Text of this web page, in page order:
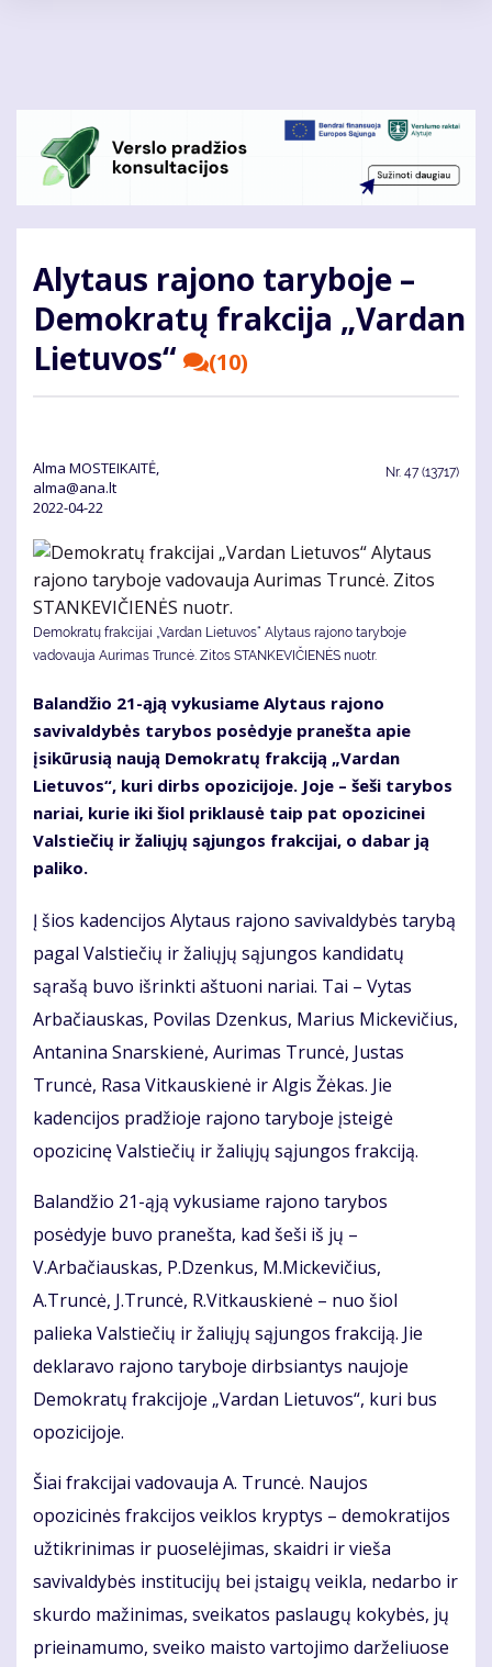
Alytaus rajono taryboje –
Demokratų frakcija „Vardan
Lietuvos“
(10)
Alma MOSTEIKAITĖ,
alma@ana.lt
2022-04-22
Nr. 47 (13717)
Demokratų frakcijai „Vardan Lietuvos“ Alytaus rajono taryboje
vadovauja Aurimas Truncė. Zitos STANKEVIČIENĖS nuotr.
Balandžio 21-ąją vykusiame Alytaus rajono
savivaldybės tarybos posėdyje pranešta apie
įsikūrusią naują Demokratų frakciją „Vardan
Lietuvos“, kuri dirbs opozicijoje. Joje – šeši tarybos
nariai, kurie iki šiol priklausė taip pat opozicinei
Valstiečių ir žaliųjų sąjungos frakcijai, o dabar ją
paliko.
Į šios kadencijos Alytaus rajono savivaldybės tarybą
pagal Valstiečių ir žaliųjų sąjungos kandidatų
sąrašą buvo išrinkti aštuoni nariai. Tai – Vytas
Arbačiauskas, Povilas Dzenkus, Marius Mickevičius,
Antanina Snarskienė, Aurimas Truncė, Justas
Truncė, Rasa Vitkauskienė ir Algis Žėkas. Jie
kadencijos pradžioje rajono taryboje įsteigė
opozicinę Valstiečių ir žaliųjų sąjungos frakciją.
Balandžio 21-ąją vykusiame rajono tarybos
posėdyje buvo pranešta, kad šeši iš jų –
V.Arbačiauskas, P.Dzenkus, M.Mickevičius,
A.Truncė, J.Truncė, R.Vitkauskienė – nuo šiol
palieka Valstiečių ir žaliųjų sąjungos frakciją. Jie
deklaravo rajono taryboje dirbsiantys naujoje
Demokratų frakcijoje „Vardan Lietuvos“, kuri bus
opozicijoje.
Šiai frakcijai vadovauja A. Truncė. Naujos
opozicinės frakcijos veiklos kryptys – demokratijos
užtikrinimas ir puoselėjimas, skaidri ir vieša
savivaldybės institucijų bei įstaigų veikla, nedarbo ir
skurdo mažinimas, sveikatos paslaugų kokybės, jų
prieinamumo, sveiko maisto vartojimo darželiuose